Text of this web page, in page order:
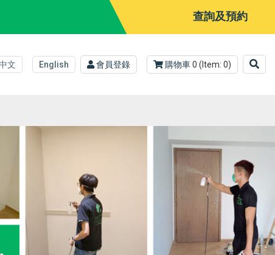
查詢及預約
文 English 會員登錄 購物車0 (Item: 0)